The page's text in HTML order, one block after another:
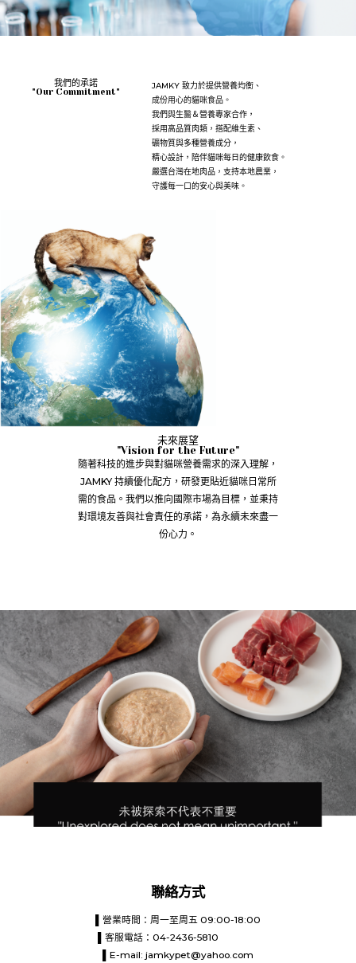
我們的承諾
"Our Commitment"
JAMKY 致力於提供營養均衡、
成份用心的貓咪食品。
我們與生醫＆營養專家合作，
採用高品質肉類，搭配維生素、
礦物質與多種營養成分，
精心設計，陪伴貓咪每日的健康飲食。
嚴選台灣在地肉品，支持本地農業，
守護每一口的安心與美味。
未來展望
"Vision for the Future"
隨著科技的進步與對貓咪營養需求的深入理解，
JAMKY 持續優化配方，研發更貼近貓咪日常所
需的食品。我們以推向國際市場為目標，並秉持
對環境友善與社會責任的承諾，為永續未來盡一
份心力。
聯絡方式
▌營業時間：周一至周五 09:00-18:00
▌客服電話：04-2436-5810
▌E-mail: jamkypet@yahoo.com